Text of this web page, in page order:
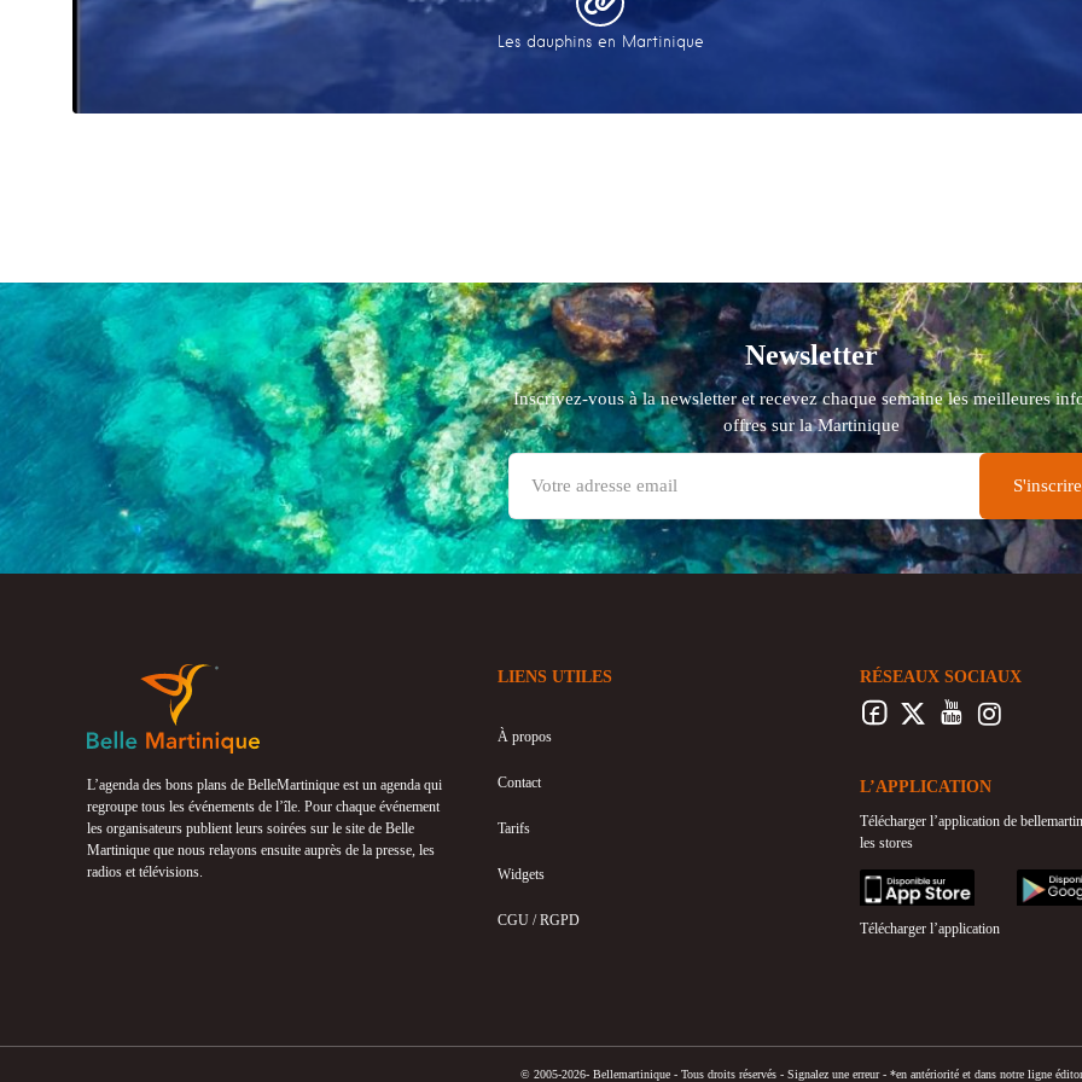
Les dauphins en Martinique
Newsletter
Inscrivez-vous à la newsletter et recevez chaque semaine les meilleures
offres sur la Martinique
L’agenda des bons plans de BelleMartinique est un agenda qui
regroupe tous les événements de l’île. Pour chaque événement
les organisateurs publient leurs soirées sur le site de Belle
Martinique que nous relayons ensuite auprès de la presse, les
radios et télévisions.
LIENS UTILES
À propos
Contact
Tarifs
Widgets
CGU / RGPD
RÉSEAUX SOCIAUX
L’APPLICATION
Télécharger l’application de
les stores
appstore googleplay
Télécharger l’application
© 2005-2026- Bellemartinique - Tous droits réservés - Signalez une erreur - *en antériorité et dans notre ligne